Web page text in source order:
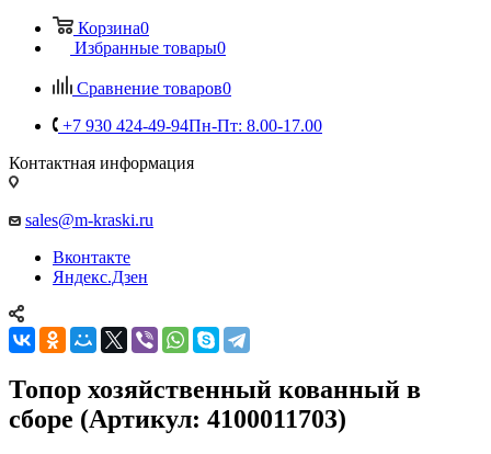
Корзина0
Избранные товары0
Сравнение товаров0
+7 930 424-49-94Пн-Пт: 8.00-17.00
Контактная информация
sales@m-kraski.ru
Вконтакте
Яндекс.Дзен
Топор хозяйственный кованный в
сборе (Артикул: 4100011703)